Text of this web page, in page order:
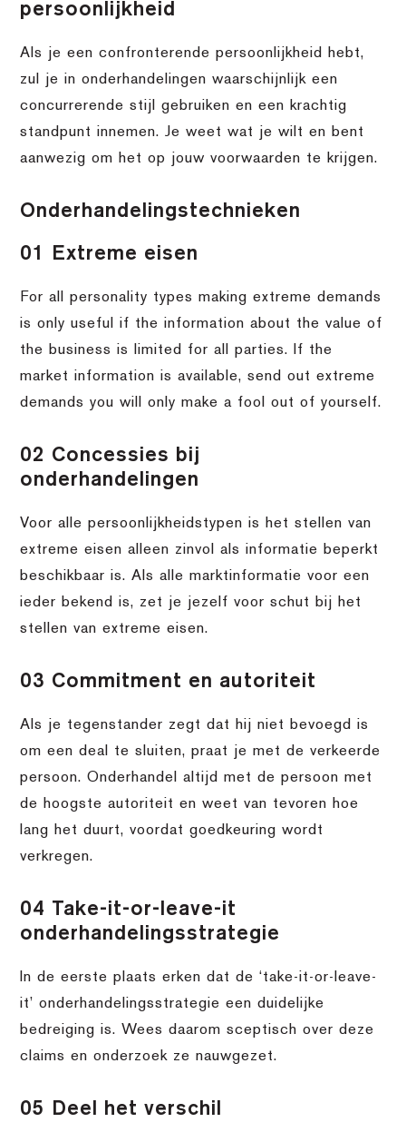
persoonlijkheid
Als je een confronterende persoonlijkheid hebt,
zul je in onderhandelingen waarschijnlijk een
concurrerende stijl gebruiken en een krachtig
standpunt innemen. Je weet wat je wilt en bent
aanwezig om het op jouw voorwaarden te krijgen.
Onderhandelingstechnieken
01 Extreme eisen
For all personality types making extreme demands
is only useful if the information about the value of
the business is limited for all parties. If the
market information is available, send out extreme
demands you will only make a fool out of yourself.
02 Concessies bij
onderhandelingen
Voor alle persoonlijkheidstypen is het stellen van
extreme eisen alleen zinvol als informatie beperkt
beschikbaar is. Als alle marktinformatie voor een
ieder bekend is, zet je jezelf voor schut bij het
stellen van extreme eisen.
03 Commitment en autoriteit
Als je tegenstander zegt dat hij niet bevoegd is
om een deal te sluiten, praat je met de verkeerde
persoon. Onderhandel altijd met de persoon met
de hoogste autoriteit en weet van tevoren hoe
lang het duurt, voordat goedkeuring wordt
verkregen.
04 Take-it-or-leave-it
onderhandelingsstrategie
In de eerste plaats erken dat de ‘take-it-or-leave-
it’ onderhandelingsstrategie een duidelijke
bedreiging is. Wees daarom sceptisch over deze
claims en onderzoek ze nauwgezet.
05 Deel het verschil